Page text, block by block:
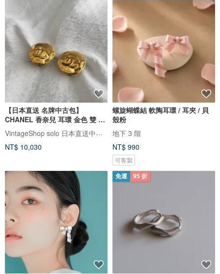
【日本直送 名牌中古包】
CHANEL 香奈兒 耳環 金色 雙 C
Logo vintage 古董 jdncgd
VintageShop solo 日本直送中古包專賣店
NT$ 10,030
螺旋蝴蝶結 軟陶耳環 / 耳夾 / 貝
殼粉
地下 3 階
NT$ 990
可客製
免運 95 折